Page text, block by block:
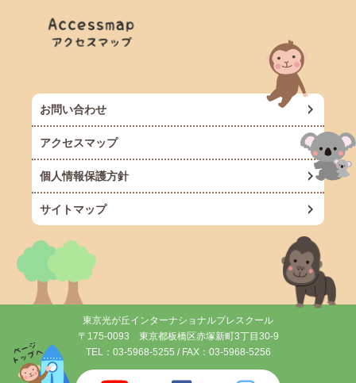
お問い合わせ
アクセスマップ
個人情報保護方針
サイトマップ
東京光が丘インターナショナルプレスクール
〒175-0093 東京都板橋区赤塚新町3丁目30-9
TEL： 03-5968-5255 / FAX：03-5968-5256